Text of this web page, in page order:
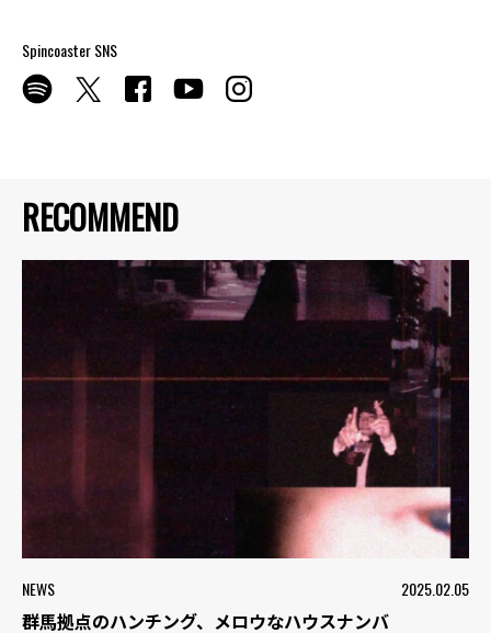
RECOMMEND
NEWS 2025.02.05
群馬拠点のハンチング、メロウなハウスナンバ
Spincoaster SNS